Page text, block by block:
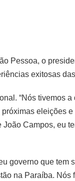
Pessoa, o
exitosas
“Nós tivemos
eleições
Campos, eu
governo que tem
na Paraíba. Nós